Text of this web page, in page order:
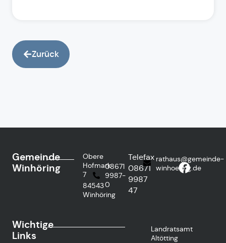
Zurück
Gemeinde
Winhöring
Obere
Hofmark
7
84543
Winhöring
08671
9987-
0
Telefax
08671
9987
47
rathaus@gemeinde-
winhoering.de
Wichtige
Links
Landratsamt
Altötting